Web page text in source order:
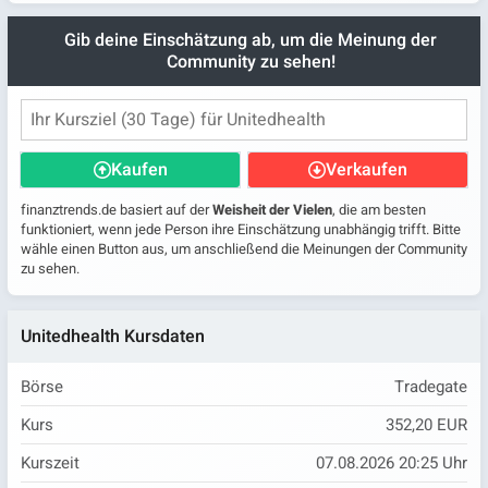
Gib deine Einschätzung ab, um die Meinung der
Community zu sehen!
Kaufen Verkaufen
finanztrends.de basiert auf derWeisheit der Vielen, die am besten
funktioniert, wenn jede Person ihre Einschätzung unabhängig trifft. Bitte
wähle einen Button aus, um anschließend die Meinungen der Community
zu sehen.
Unitedhealth Kursdaten
Börse
Tradegate
Kurs
352,20 EUR
Kurszeit
07.08.2026 20:25 Uhr